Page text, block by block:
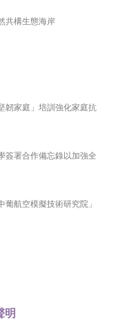
明
韌家庭」培訓強化家庭抗
簽署合作備忘錄以加強全
航空模擬技術研究院」
共構生態海岸